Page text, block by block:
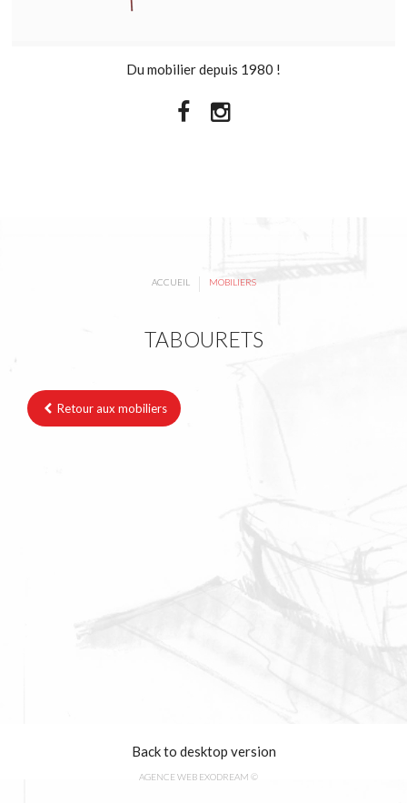
Du mobilier depuis 1980 !
ACCUEIL | MOBILIERS
TABOURETS
Retour aux mobiliers
AGENCE WEB EXODREAM ©
Back to desktop version